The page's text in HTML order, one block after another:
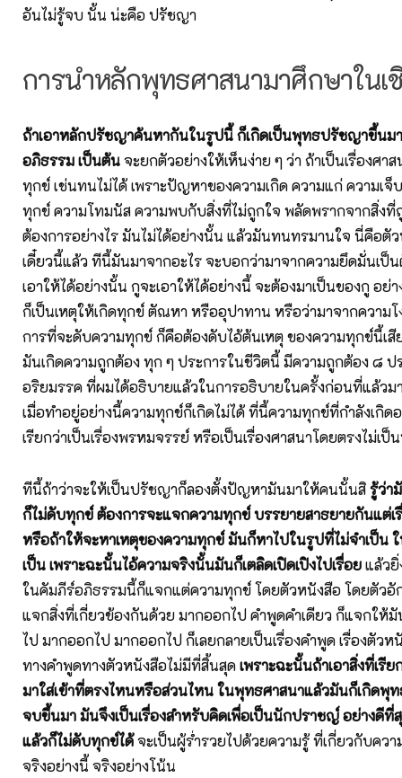
อันไม่รู้จบ นั้น น่ะคือ ปรัชญา
การนำหลักพุทธศาสนามาศึกษาใน
ถ้าเอาหลักปรัชญาค้นหากันในรูปนี้ ก็เกิดเป็นพุทธปรัชญาขึ้นม
อภิธรรม เป็นต้นจะยกตัวอย่างให้เห็นง่าย ๆ ว่า ถ้าเป็นเรื่องศาส
ทุกข์ เช่นทนไม่ได้ เพราะปัญหาของความเกิด ความแก่ ความเจ็
ทุกข์ ความโทมนัส ความพบกับสิ่งที่ไม่ถูกใจ พลัดพรากจากสิ่งที่
ต้องการอย่างไร มันไม่ได้อย่างนั้น แล้วมันทนทรมานใจ นี่คือตั
เดี๋ยวนี้แล้ว ทีนี้มันมาจากอะไร จะบอกว่ามาจากความยึดมั่นเป็
เอาให้ได้อย่างนั้น กูจะเอาให้ได้อย่างนี้ จะต้องมาเป็นของกู อ
ก็เป็นเหตุให้เกิดทุกข์ ตัณหา หรืออุปาทาน หรือว่ามาจากความ
การที่จะดับความทุกข์ ก็คือต้องดับไอ้ต้นเหตุ ของความทุกข์นี้เ
มันเกิดความถูกต้อง ทุก ๆ ประการในชีวิตนี้ มีความถูกต้อง ๘ ป
อริยมรรค ที่ผมได้อธิบายแล้วในการอธิบายในครั้งก่อนที่แล้วม
เมื่อทำอยู่อย่างนี้ความทุกข์ก็เกิดไม่ได้ ที่นี้ความทุกข์ที่กำลังเกิ
เรียกว่าเป็นเรื่องพรหมจรรย์ หรือเป็นเรื่องศาสนาโดยตรงไม่เ
ทีนี้ถ้าว่าจะให้เป็นปรัชญาก็ลองตั้งปัญหามันมาให้คนนั้นสิรู้ว่า
ก็ไม่ดับทุกข์ ต้องการจะแจกความทุกข์ บรรยายสาธยายกันแต่เ
หรือถ้าให้จะหาเหตุของความทุกข์ มันก็หาไปในรูปที่ไม่จำเป็น
เป็น เพราะฉะนั้นไอ้ความจริงนั้นมันก็เตลิดเปิดเปิงไปเรื่อยแล้ว
ในคัมภีร์อภิธรรมนี้ก็แจกแต่ความทุกข์ โดยตัวหนังสือ โดยตัวอั
แจกสิ่งที่เกี่ยวข้องกันด้วย มากออกไป คำพูดคำเดียว ก็แจกให้
ไป มากออกไป มากออกไป ก็เลยกลายเป็นเรื่องคำพูด เรื่องตัว
ทางคำพูดทางตัวหนังสือไม่มีที่สิ้นสุดเพราะฉะนั้นถ้าเอาสิ่งที่เรี
มาใส่เข้าที่ตรงไหนหรือส่วนไหน ในพุทธศาสนาแล้วมันก็เกิดพุ
จบขึ้นมา มันจึงเป็นเรื่องสำหรับคิดเพื่อเป็นนักปราชญ์ อย่างดี
แล้วก็ไม่ดับทุกข์ได้จะเป็นผู้ร่ำรวยไปด้วยความรู้ ที่เกี่ยวกับคว
จริงอย่างนี้ จริงอย่างโน้น